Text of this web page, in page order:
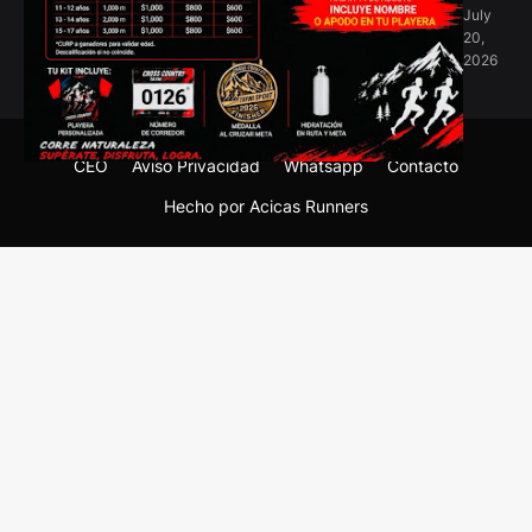
July
20,
2026
Hecho por Acicas Runners
CEO Aviso Privacidad Whatsapp Contacto